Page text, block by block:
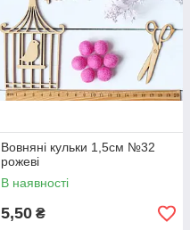
Вовняні кульки 1,5см №32
рожеві
В наявності
5,50 ₴